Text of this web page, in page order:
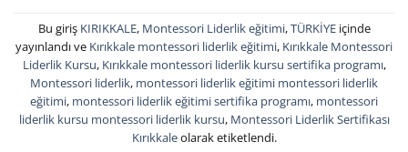
Bu giriş KIRIKKALE, Montessori Liderlik eğitimi,TÜRKİYEiçinde
yayınlandı ve Kırıkkale montessori liderlik eğitimi, Kırıkkale Montessori
Liderlik Kursu, Kırıkkale montessori liderlik kursu sertifika programı,
Montessori liderlik, montessori liderlik eğitimi montessori liderlik
eğitimi, montessori liderlik eğitimi sertifika programı, montessori
liderlik kursu montessori liderlik kursu, Montessori Liderlik Sertifikası
Kırıkkaleolarak etiketlendi.